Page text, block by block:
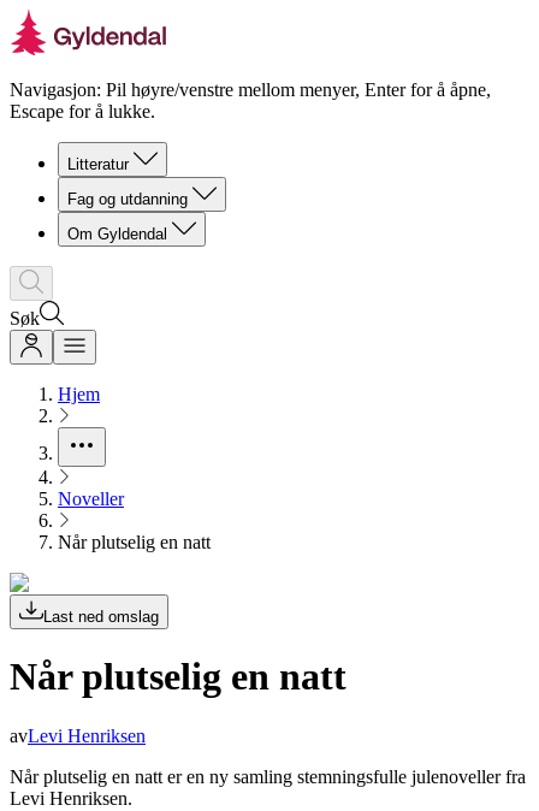
Navigasjon: Pil høyre/venstre mellom menyer, Enter for å åpne,
Escape for å lukke.
Litteratur
Fag og utdanning
Om Gyldendal
Søk
Hjem
Noveller
Når plutselig en natt
Last ned omslag
Når plutselig en natt
avLevi Henriksen
Når plutselig en natt er en ny samling stemningsfulle julenoveller fra
Levi Henriksen.